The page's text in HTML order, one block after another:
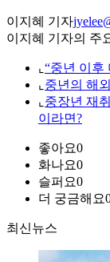
이지혜 기자
이지혜 기자의 주
⌞ “중년 이후
⌞ 중년의 해
⌞ 중장년 재
이라면?
좋아요0
화나요0
슬퍼요0
더 궁금해요
최신뉴스